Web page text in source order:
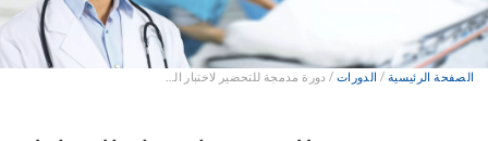
الصفحة الرئيسية الدورات